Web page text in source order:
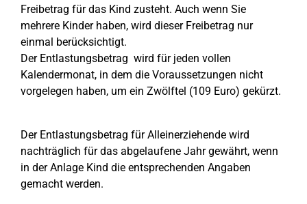
Freibetrag für das Kind zusteht. Auch wenn Sie
mehrere Kinder haben, wird dieser Freibetrag nur
einmal berücksichtigt.
Der Entlastungsbetrag wird für jeden vollen
Kalendermonat, in dem die Voraussetzungen nicht
vorgelegen haben, um ein Zwölftel (109 Euro) gekürzt.
Der Entlastungsbetrag für Alleinerziehende wird
nachträglich für das abgelaufene Jahr gewährt, wenn
in der Anlage Kind die entsprechenden Angaben
gemacht werden.